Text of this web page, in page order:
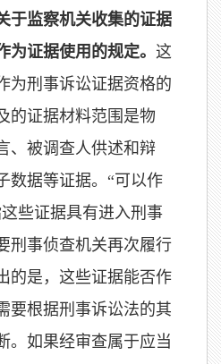
于监察机关收集的证据
为证据使用的规定。 这
为刑事诉讼证据资格的
的证据材料范围是物
、被调查人供述和辩
数据等证据。“可以作
些证据具有进入刑事
刑事侦查机关再次履行
的是，这些证据能否作
要根据刑事诉讼法的其
。如果经审查属于应当